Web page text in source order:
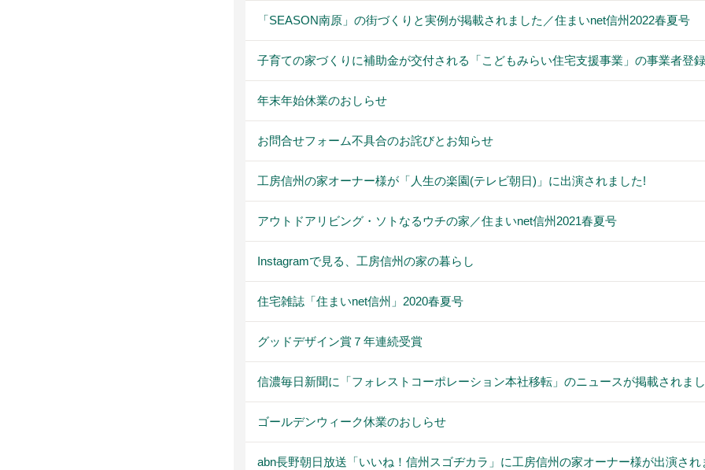
「SEASON南原」の街づくりと実例が掲載されました／住まいnet信州2022春夏号
子育ての家づくりに補助金が交付される「こどもみらい住宅支援事業」の事業者登
年末年始休業のおしらせ
お問合せフォーム不具合のお詫びとお知らせ
工房信州の家オーナー様が「人生の楽園(テレビ朝日)」に出演されました!
アウトドアリビング・ソトなるウチの家／住まいnet信州2021春夏号
Instagramで見る、工房信州の家の暮らし
住宅雑誌「住まいnet信州」2020春夏号
グッドデザイン賞７年連続受賞
信濃毎日新聞に「フォレストコーポレーション本社移転」のニュースが掲載されま
ゴールデンウィーク休業のおしらせ
abn長野朝日放送「いいね！信州スゴヂカラ」に工房信州の家オーナー様が出演され